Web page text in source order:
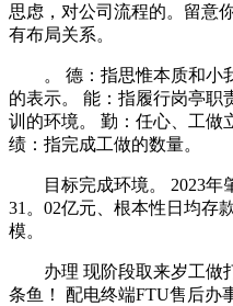
思虑，对公司流程的。留意
有布局关系。
。 德：指思惟本质和小
的表示。 能：指履行岗亭职
训的环境。 勤：任心、工做
绩：指完成工做的数量。
目标完成环境。 2023年
31。02亿元、根本性日均存
模。
办理 现阶段取来岁工做
条鱼！ 配电终端FTU售后办